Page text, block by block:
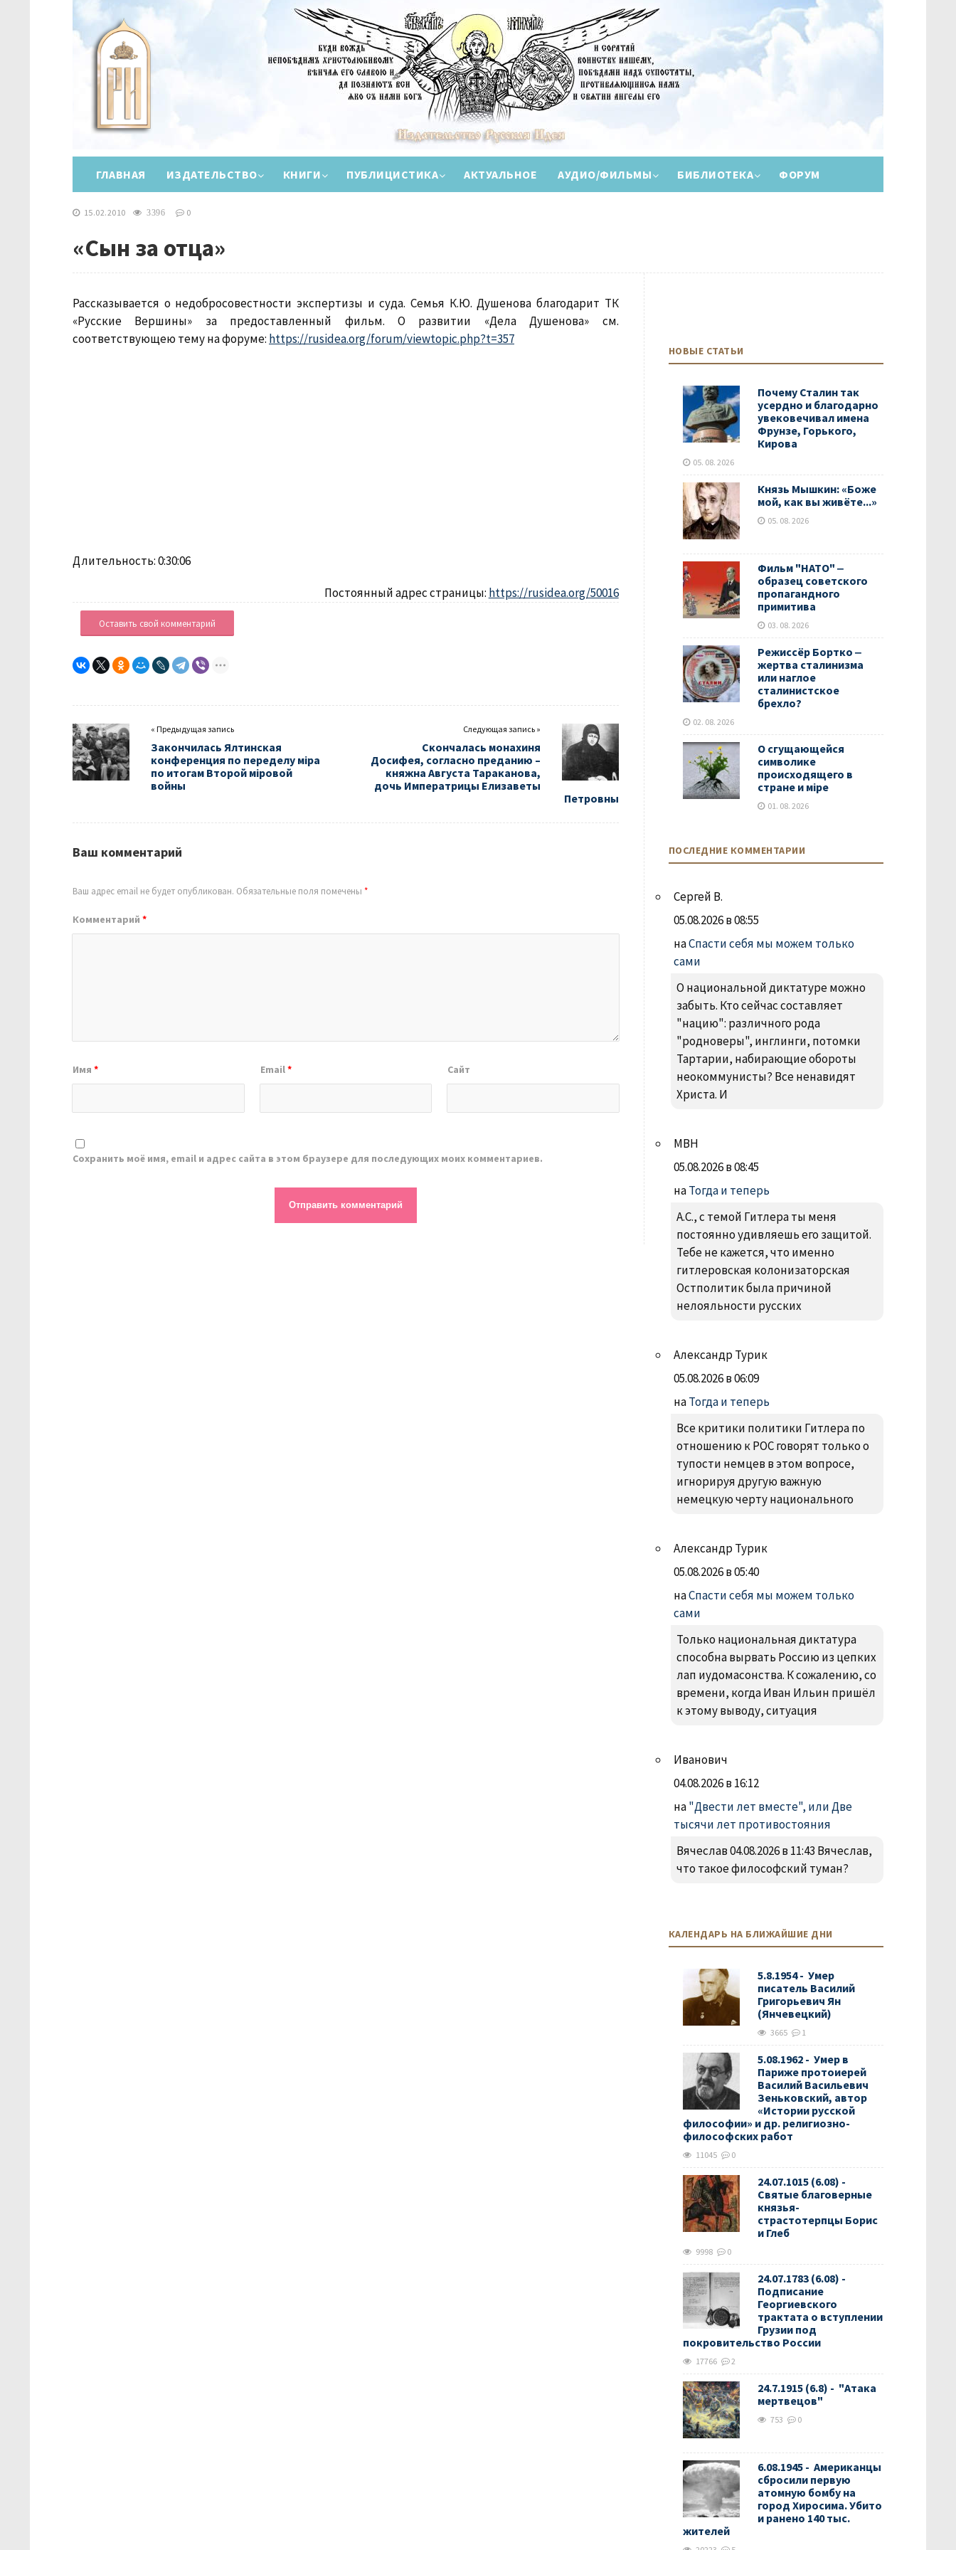
ГЛАВНАЯ ИЗДАТЕЛЬСТВО КНИГИ ПУБЛИЦИСТИКА АКТУАЛЬНОЕ АУДИО/ФИЛЬМЫ БИБЛИОТЕКА ФОРУМ
15.02.2010 3396 0
«Сын за отца»
Рассказывается о недобросовестности экспертизы и суда. Семья К.Ю. Душенова благодарит ТК
«Русские Вершины» за предоставленный фильм. О развитии «Дела Душенова» см.
соответствующею тему на форуме: https://rusidea.org/forum/viewtopic.php?t=357
Длительность: 0:30:06
Постоянный адрес страницы: https://rusidea.org/50016
Оставить свой комментарий
« Предыдущая запись
Закончилась Ялтинская
конференция по переделу мiра
по итогам Второй мiровой
войны
Следующая запись »
Скончалась монахиня
Досифея, согласно преданию –
княжна Августа Тараканова,
дочь Императрицы Елизаветы
Петровны
Ваш комментарий
Ваш адрес email не будет опубликован. Обязательные поля помечены *
Комментарий *
Имя * Email* Сайт
Сохранить моё имя, email и адрес сайта в этом браузере для последующих моих комментариев.
НОВЫЕ СТАТЬИ
Почему Сталин так
усердно и благодарно
увековечивал имена
Фрунзе, Горького,
Кирова
05. 08. 2026
Князь Мышкин: «Боже
мой, как вы живёте...»
05. 08. 2026
Фильм "НАТО" ‒
образец советского
пропагандного
примитива
03. 08. 2026
Режиссёр Бортко ‒
жертва сталинизма
или наглое
сталинистское
брехло?
02. 08. 2026
О сгущающейся
символике
происходящего в
стране и мiре
01. 08. 2026
ПОСЛЕДНИЕ КОММЕНТАРИИ
Сергей В.
05.08.2026 в 08:55
наСпасти себя мы можем только
сами
О национальной диктатуре можно
забыть. Кто сейчас составляет
"нацию": различного рода
"родноверы", инглинги, потомки
Тартарии, набирающие обороты
неокоммунисты? Все ненавидят
Христа. И
МВН
05.08.2026 в 08:45
наТогда и теперь
А.С., с темой Гитлера ты меня
постоянно удивляешь его защитой.
Тебе не кажется, что именно
гитлеровская колонизаторская
Остполитик была причиной
нелояльности русских
Александр Турик
05.08.2026 в 06:09
наТогда и теперь
Все критики политики Гитлера по
отношению к РОС говорят только о
тупости немцев в этом вопросе,
игнорируя другую важную
немецкую черту национального
Александр Турик
05.08.2026 в 05:40
наСпасти себя мы можем только
сами
Только национальная диктатура
способна вырвать Россию из цепких
лап иудомасонства. К сожалению, со
времени, когда Иван Ильин пришёл
к этому выводу, ситуация
Иванович
04.08.2026 в 16:12
на"Двести лет вместе", или Две
тысячи лет противостояния
Вячеслав 04.08.2026 в 11:43 Вячеслав,
что такое философский туман?
КАЛЕНДАРЬ НА БЛИЖАЙШИЕ ДНИ
5.8.1954 - Умер
писатель Василий
Григорьевич Ян
(Янчевецкий)
3665 1
5.08.1962 - Умер в
Париже протоиерей
Василий Васильевич
Зеньковский, автор
«Истории русской
философии» и др. религиозно-
философских работ
11045 0
24.07.1015 (6.08) -
Святые благоверные
князья-
страстотерпцы Борис
и Глеб
9998 0
24.07.1783 (6.08) -
Подписание
Георгиевского
трактата о вступлении
Грузии под
покровительство России
17766 2
24.7.1915 (6.8) - "Атака
мертвецов"
753 0
6.08.1945 - Американцы
сбросили первую
атомную бомбу на
город Хиросима. Убито
и ранено 140 тыс.
жителей